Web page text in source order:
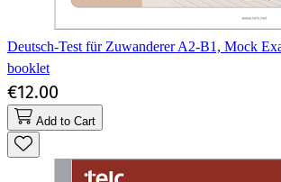
Deutsch-Test für Zuwanderer A2-B1, Mock
booklet
€12.00
Add to Cart